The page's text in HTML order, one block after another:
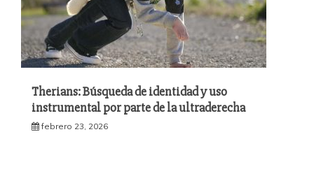
Therians: Búsqueda de identidad y uso
instrumental por parte de la ultraderecha
febrero 23, 2026